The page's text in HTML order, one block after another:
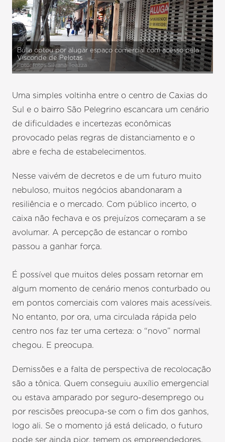
Bulla optou por alugar espaço comercial com acesso pela
Visconde de Pelotas
Foto: fotos Silvana Toazza
Uma simples voltinha entre o centro de Caxias do
Sul e o bairro São Pelegrino escancara um cenário
de dificuldades e incertezas econômicas
provocado pelas regras de distanciamento e o
abre e fecha de estabelecimentos.
Nesse vaivém de decretos e de um futuro muito
nebuloso, muitos negócios abandonaram a
resiliência e o mercado. Com público incerto, o
caixa não fechava e os prejuízos começaram a se
avolumar. A percepção de estancar o rombo
passou a ganhar força.
É possível que muitos deles possam retornar em
algum momento de cenário menos conturbado ou
em pontos comerciais com valores mais acessíveis.
No entanto, por ora, uma circulada rápida pelo
centro nos faz ter uma certeza: o “novo” normal
chegou. E preocupa.
Demissões e a falta de perspectiva de recolocação
são a tônica. Quem conseguiu auxílio emergencial
ou estava amparado por seguro-desemprego ou
por rescisões preocupa-se com o fim dos ganhos,
logo ali. Se o momento já está delicado, o futuro
pode ser ainda pior, temem os empreendedores.